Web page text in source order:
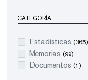
CATEGORÍA
Estadísticas (365)
Memorias (99)
Documentos (1)